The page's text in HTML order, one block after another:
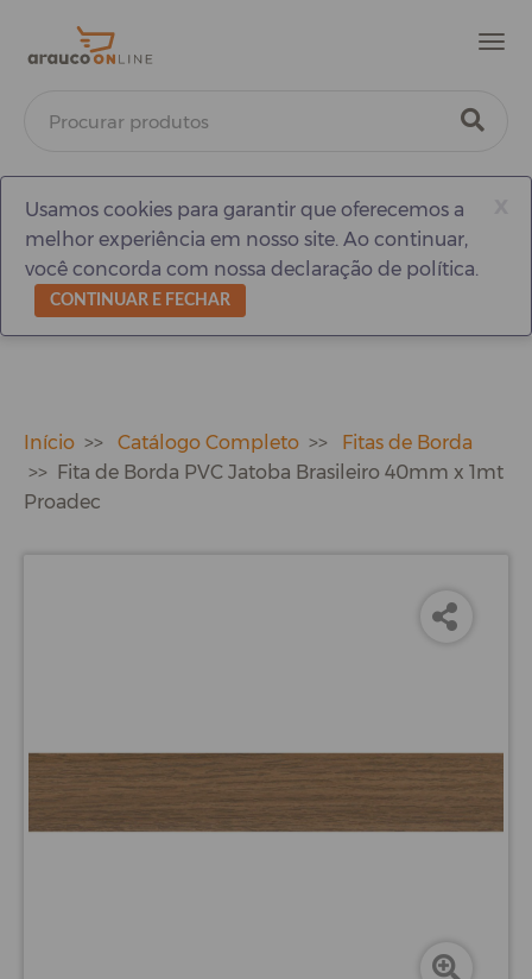
Usamos cookies para garantir que oferecemos a
melhor experiência em nosso site. Ao continuar,
você concorda com nossa declaração de política.
CONTINUAR E FECHAR
Início Catálogo Completo
Fitas de Borda
Fita de Borda PVC Jatoba Brasileiro 40mm x 1mt
Proadec